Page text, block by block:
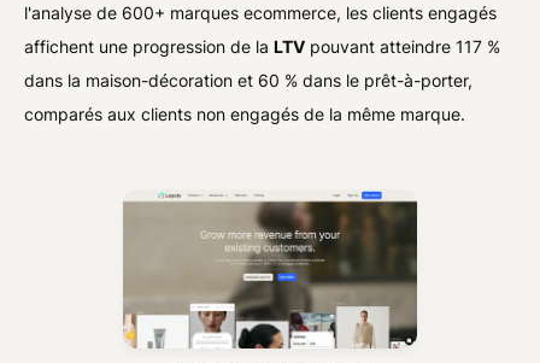
l'analyse de 600+ marques ecommerce, les clients engagés
affichent une progression de laLTV pouvant atteindre 117 %
dans la maison-décoration et 60 % dans le prêt-à-porter,
comparés aux clients non engagés de la même marque.